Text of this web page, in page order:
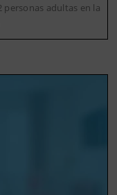
personas adultas en la